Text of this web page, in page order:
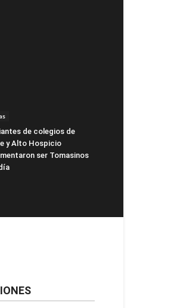
de colegios de
y Alto Hospicio
ser Tomasinos